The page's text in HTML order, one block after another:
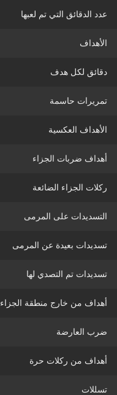
عدد الدقائق التي تم لعبها
الأهداف
دقائق لكل هدف
تمريرات حاسمة
الأهداف العكسية
أهداف ضربات الجزاء
ركلات الجزاء الضائعة
التسديدات على المرمى
تسديدات بعيدة عن المرمى
تسديدات تم التصدي لها
أهداف من خارج منطقة الجزاء
ضرب العارضة
أهداف من ركلات حرة
تسللات